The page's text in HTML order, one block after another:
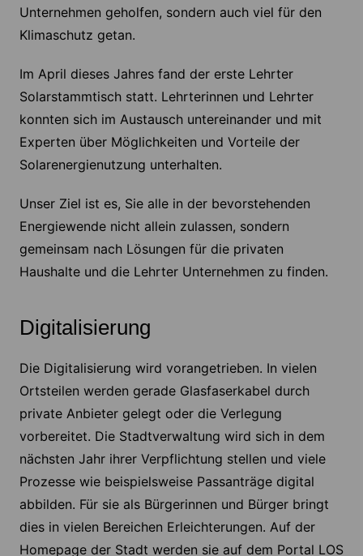
Unternehmen geholfen, sondern auch viel für den
Klimaschutz getan.
Im April dieses Jahres fand der erste Lehrter
Solarstammtisch statt. Lehrterinnen und Lehrter
konnten sich im Austausch untereinander und mit
Experten über Möglichkeiten und Vorteile der
Solarenergienutzung unterhalten.
Unser Ziel ist es, Sie alle in der bevorstehenden
Energiewende nicht allein zulassen, sondern
gemeinsam nach Lösungen für die privaten
Haushalte und die Lehrter Unternehmen zu finden.
Digitalisierung
Die Digitalisierung wird vorangetrieben. In vielen
Ortsteilen werden gerade Glasfaserkabel durch
private Anbieter gelegt oder die Verlegung
vorbereitet. Die Stadtverwaltung wird sich in dem
nächsten Jahr ihrer Verpflichtung stellen und viele
Prozesse wie beispielsweise Passanträge digital
abbilden. Für sie als Bürgerinnen und Bürger bringt
dies in vielen Bereichen Erleichterungen. Auf der
Homepage der Stadt werden sie auf dem Portal LOS